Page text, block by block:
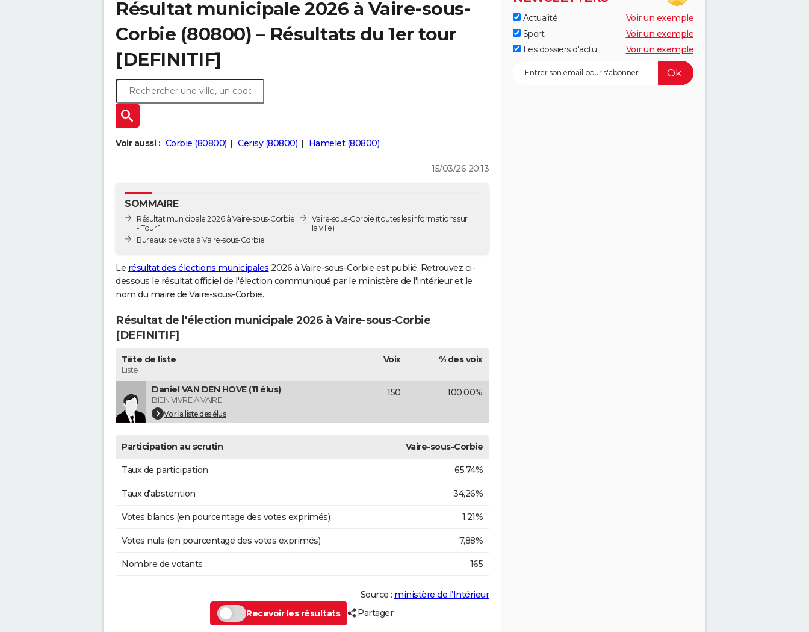
Résultat municipale 2026 à Vaire-sous-
Corbie (80800) – Résultats du 1er tour
[DEFINITIF]
Voir aussi : Corbie (80800) Cerisy (80800) Hamelet (80800)
15/03/26 20:13
SOMMAIRE
Résultat municipale 2026 à Vaire-sous-Corbie
- Tour 1
Bureaux de vote à Vaire-sous-Corbie
Vaire-sous-Corbie (toutes les informations sur
la ville)
Le résultat des élections municipales 2026 à Vaire-sous-Corbie est publié. Retrouvez ci-
dessous le résultat officiel de l'élection communiqué par le ministère de l'Intérieur et le
nom du maire de Vaire-sous-Corbie.
Résultat de l'élection municipale 2026 à Vaire-sous-Corbie
[DEFINITIF]
Tête de liste
Liste
Voix % des voix
Daniel VAN DEN HOVE (11 élus)
BIEN VIVRE A VAIRE
Voir la liste des élus
150 100,00%
Participation au scrutin Vaire-sous-Corbie
Taux de participation 65,74%
Taux d'abstention 34,26%
Votes blancs (en pourcentage des votes exprimés) 1,21%
Votes nuls (en pourcentage des votes exprimés) 7,88%
Nombre de votants 165
Source : ministère de l’Intérieur
Recevoir les résultats
Partager
Actualité
Voir un exemple
Sport
Voir un exemple
Les dossiers d'actu
Voir un exemple